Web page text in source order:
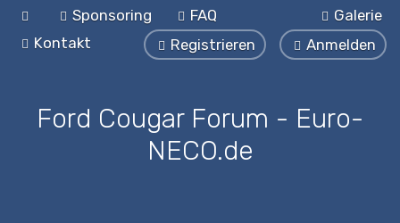
Galerie
Sponsoring
FAQ
Kontakt
Anmelden
Registrieren
Ford Cougar Forum - Euro-
NECO.de